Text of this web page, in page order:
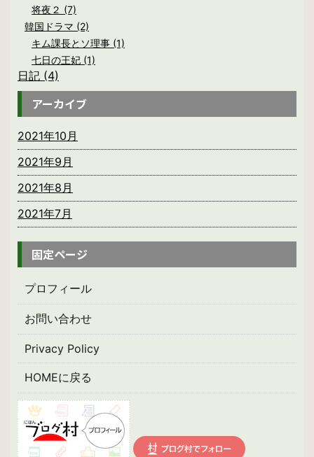
将夜２ (7)
韓国ドラマ (2)
キム課長とソ理事 (1)
七日の王妃 (1)
日記 (4)
アーカイブ
2021年10月
2021年9月
2021年8月
2021年7月
固定ページ
プロフィール
お問い合わせ
Privacy Policy
HOMEに戻る